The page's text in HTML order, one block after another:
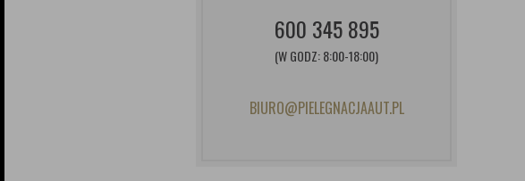
600 345 895
(W GODZ: 8:00-18:00)
BIURO@PIELEGNACJAAUT.PL